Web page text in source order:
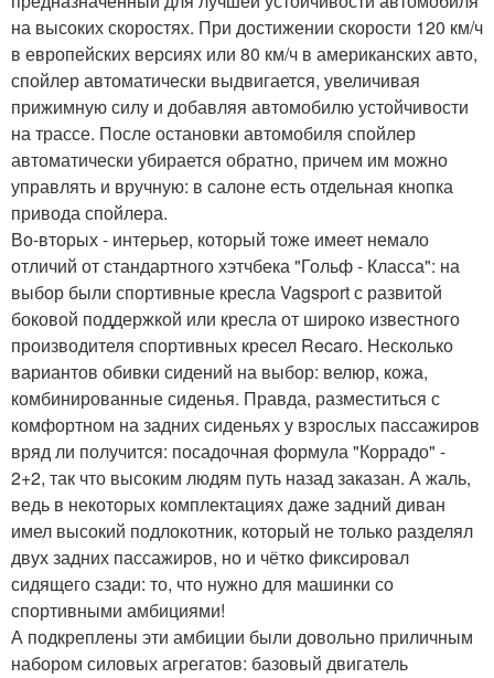
на высоких скоростях. При достижении скорости 120 км/ч
в европейских версиях или 80 км/ч в американских авто,
спойлер автоматически выдвигается, увеличивая
прижимную силу и добавляя автомобилю устойчивости
на трассе. После остановки автомобиля спойлер
автоматически убирается обратно, причем им можно
управлять и вручную: в салоне есть отдельная кнопка
привода спойлера.
Во-вторых - интерьер, который тоже имеет немало
отличий от стандартного хэтчбека "Гольф - Класса": на
выбор были спортивные кресла Vagsport с развитой
боковой поддержкой или кресла от широко известного
производителя спортивных кресел Recaro. Несколько
вариантов обивки сидений на выбор: велюр, кожа,
комбинированные сиденья. Правда, разместиться с
комфортном на задних сиденьях у взрослых пассажиров
вряд ли получится: посадочная формула "Коррадо" -
2+2, так что высоким людям путь назад заказан. А жаль,
ведь в некоторых комплектациях даже задний диван
имел высокий подлокотник, который не только разделял
двух задних пассажиров, но и чётко фиксировал
сидящего сзади: то, что нужно для машинки со
спортивными амбициями!
А подкреплены эти амбиции были довольно приличным
набором силовых агрегатов: базовый двигатель